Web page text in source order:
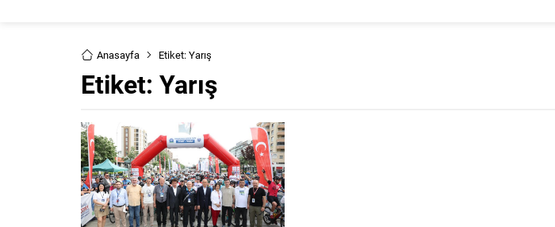
Anasayfa Etiket: Yarış
Etiket: Yarış